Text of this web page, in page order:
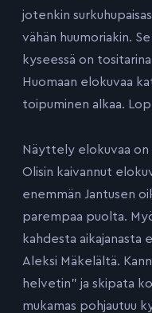
jotenkin
vähän huumoriakin.
kyseessä on
Huomaan elokuvaa
toipuminen alkaa.
Näyttely elokuvaa on
Olisin kaivannut
enemmän Jantusen
parempaa puolta.
kahdesta aikajanasta
Aleksi Mäkelältä.
helvetin” ja skipata
mukamas pohjautuu